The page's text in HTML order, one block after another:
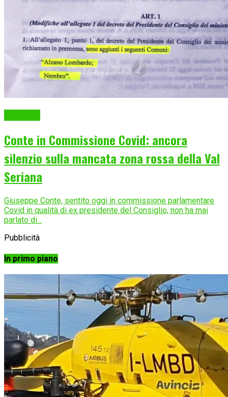
Conte in Commissione Covid: ancora
silenzio sulla mancata zona rossa della Val
Seriana
Giuseppe Conte, sentito oggi in commissione parlamentare
Covid in qualità di ex presidente del Consiglio, non ha mai
parlato di...
Pubblicità
In primo piano